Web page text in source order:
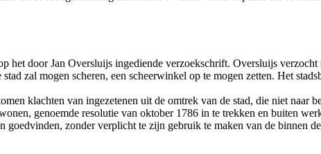
het door Jan Oversluijs ingediende verzoekschrift. Oversluijs
zal mogen scheren, een scheerwinkel op te mogen zetten. Het
klachten van ingezetenen uit de omtrek van de stad, die niet naar
genoemde resolutie van oktober 1786 in te trekken en buiten
goedvinden, zonder verplicht te zijn gebruik te maken van de binnen